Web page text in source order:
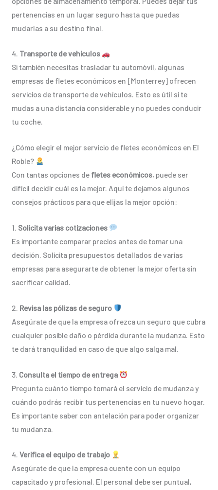
pertenencias en un lugar seguro hasta que puedas
mudarlas a su destino final.
4. Transporte de vehículos
Si también necesitas trasladar tu automóvil, algunas
empresas de fletes económicos en [Monterrey] ofrecen
servicios de transporte de vehículos. Esto es útil si te
mudas a una distancia considerable y no puedes conducir
tu coche.
¿Cómo elegir el mejor servicio de fletes económicos en El
Roble?
Con tantas opciones de fletes económicos, puede ser
difícil decidir cuál es la mejor. Aquí te dejamos algunos
consejos prácticos para que elijas la mejor opción:
1. Solicita varias cotizaciones
Es importante comparar precios antes de tomar una
decisión. Solicita presupuestos detallados de varias
empresas para asegurarte de obtener la mejor oferta sin
sacrificar calidad.
2. Revisa las pólizas de seguro
Asegúrate de que la empresa ofrezca un seguro que cubra
cualquier posible daño o pérdida durante la mudanza. Esto
te dará tranquilidad en caso de que algo salga mal.
3. Consulta el tiempo de entrega
Pregunta cuánto tiempo tomará el servicio de mudanza y
cuándo podrás recibir tus pertenencias en tu nuevo hogar.
Es importante saber con antelación para poder organizar
tu mudanza.
4. Verifica el equipo de trabajo
Asegúrate de que la empresa cuente con un equipo
capacitado y profesional. El personal debe ser puntual,